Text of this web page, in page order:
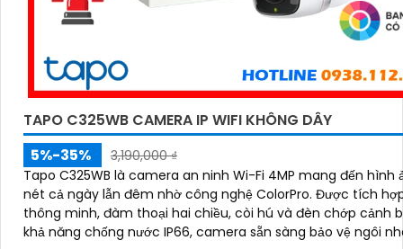
TAPO C325WB CAMERA IP WIFI KHÔNG DÂY
5%-35%
3,190,000 ₫
Tapo C325WB là camera an ninh Wi-Fi 4MP mang đến hình
nét cả ngày lẫn đêm nhờ công nghệ ColorPro. Được tích hợp AI
thông minh, đàm thoại hai chiều, còi hú và đèn chớp cảnh
khả năng chống nước IP66, camera sẵn sàng bảo vệ ngôi